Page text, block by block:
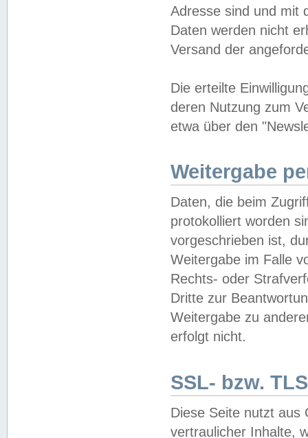
Adresse sind und mit
Daten werden nicht
Versand der
Die erteilte
deren Nutzung zum
etwa über den
Weitergabe
Daten, die beim
protokolliert worden
vorgeschrieben ist,
Weitergabe im Falle
Rechts- oder
Dritte zur
Weitergabe zu
erfolgt nicht.
SSL- bzw.
Diese Seite nutzt aus
vertraulicher Inhalte,